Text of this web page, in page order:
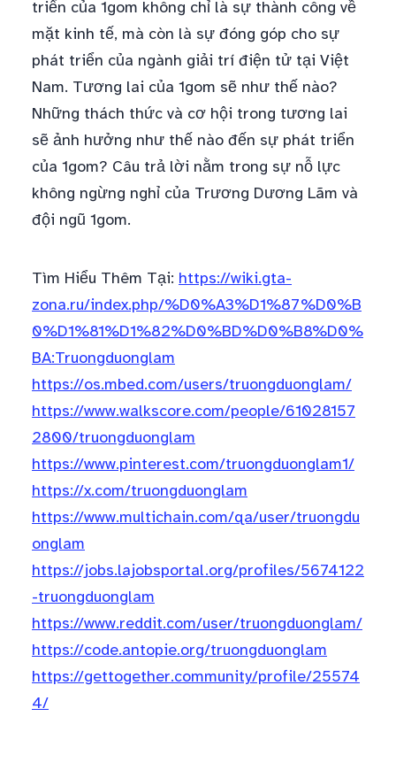
triển của 1gom không chỉ là sự thành công về
mặt kinh tế, mà còn là sự đóng góp cho sự
phát triển của ngành giải trí điện tử tại Việt
Nam. Tương lai của 1gom sẽ như thế nào?
Những thách thức và cơ hội trong tương lai
sẽ ảnh hưởng như thế nào đến sự phát triển
của 1gom? Câu trả lời nằm trong sự nỗ lực
không ngừng nghỉ của Trương Dương Lãm và
đội ngũ 1gom.
Tìm Hiểu Thêm Tại: https://wiki.gta-
zona.ru/index.php/%D0%A3%D1%87%D0%B
0%D1%81%D1%82%D0%BD%D0%B8%D0%
BA:Truongduonglam
https://os.mbed.com/users/truongduonglam/
https://www.walkscore.com/people/61028157
2800/truongduonglam
https://www.pinterest.com/truongduonglam1/
https://x.com/truongduonglam
https://www.multichain.com/qa/user/truongdu
onglam
https://jobs.lajobsportal.org/profiles/5674122
-truongduonglam
https://www.reddit.com/user/truongduonglam/
https://code.antopie.org/truongduonglam
https://gettogether.community/profile/25574
4/